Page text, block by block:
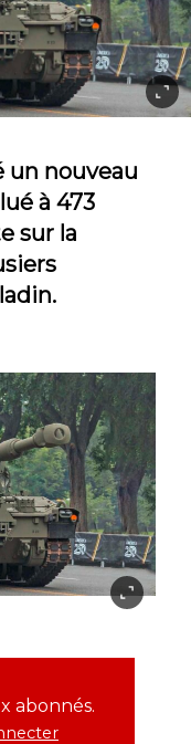
un nouveau
à 473
sur la
abonnés.